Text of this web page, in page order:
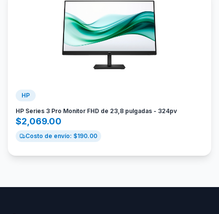
HP
HP Series 3 Pro Monitor FHD de 23,8 pulgadas - 324pv
$2,069.00
Costo de envío: $190.00